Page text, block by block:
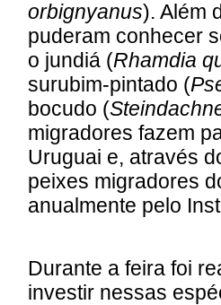
orbignyanus). Além
puderam conhecer
o jundiá (Rhamdia
surubim-pintado (
bocudo (
migradores fazem
Uruguai e, através
peixes migradores
anualmente pelo
Durante a feira foi
investir nessas